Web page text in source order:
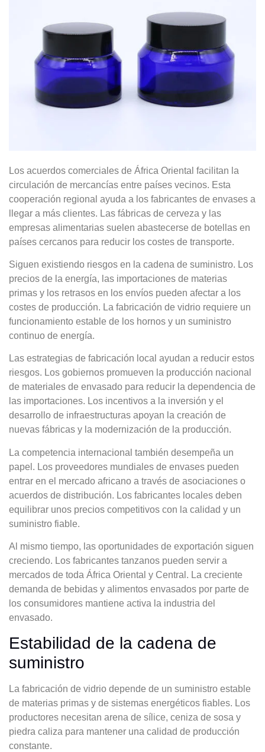
Los acuerdos comerciales de África Oriental facilitan la
circulación de mercancías entre países vecinos. Esta
cooperación regional ayuda a los fabricantes de envases a
llegar a más clientes. Las fábricas de cerveza y las
empresas alimentarias suelen abastecerse de botellas en
países cercanos para reducir los costes de transporte.
Siguen existiendo riesgos en la cadena de suministro. Los
precios de la energía, las importaciones de materias
primas y los retrasos en los envíos pueden afectar a los
costes de producción. La fabricación de vidrio requiere un
funcionamiento estable de los hornos y un suministro
continuo de energía.
Las estrategias de fabricación local ayudan a reducir estos
riesgos. Los gobiernos promueven la producción nacional
de materiales de envasado para reducir la dependencia de
las importaciones. Los incentivos a la inversión y el
desarrollo de infraestructuras apoyan la creación de
nuevas fábricas y la modernización de la producción.
La competencia internacional también desempeña un
papel. Los proveedores mundiales de envases pueden
entrar en el mercado africano a través de asociaciones o
acuerdos de distribución. Los fabricantes locales deben
equilibrar unos precios competitivos con la calidad y un
suministro fiable.
Al mismo tiempo, las oportunidades de exportación siguen
creciendo. Los fabricantes tanzanos pueden servir a
mercados de toda África Oriental y Central. La creciente
demanda de bebidas y alimentos envasados por parte de
los consumidores mantiene activa la industria del
envasado.
Estabilidad de la cadena de
suministro
La fabricación de vidrio depende de un suministro estable
de materias primas y de sistemas energéticos fiables. Los
productores necesitan arena de sílice, ceniza de sosa y
piedra caliza para mantener una calidad de producción
constante.